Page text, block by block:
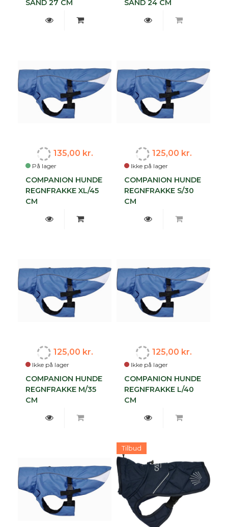
SAND 27 CM SAND 24 CM
På lager
135,00 kr.
COMPANION HUNDE
REGNFRAKKE XL/45
CM
Ikke på lager
125,00 kr.
COMPANION HUNDE
REGNFRAKKE S/30
CM
Ikke på lager
125,00 kr.
COMPANION HUNDE
REGNFRAKKE M/35
CM
Ikke på lager
125,00 kr.
COMPANION HUNDE
REGNFRAKKE L/40
CM
Tilbud